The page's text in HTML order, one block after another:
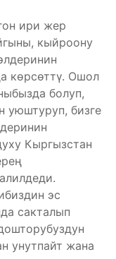
ири жер
кыйроону
көрсөттү. Ошол
болуп,
уюштуруп, бизге
Кыргызстан
эс
сакталып
унутпайт жана